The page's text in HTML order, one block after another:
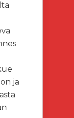
ja